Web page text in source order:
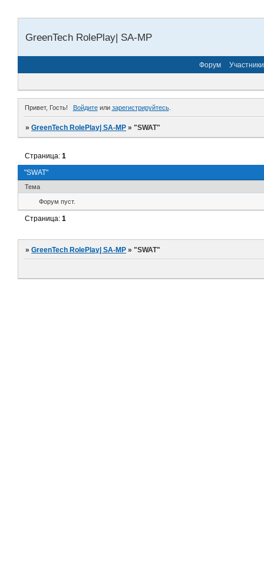
GreenTech RolePlay| SA-MP
Форум Участники
Привет, Гость! Войдитеили зарегистрируйтесь.
»GreenTech RolePlay| SA-MP »"SWAT"
"SWAT"
Страница:1
Тема
Форум пуст.
Страница:1
»GreenTech RolePlay| SA-MP »"SWAT"